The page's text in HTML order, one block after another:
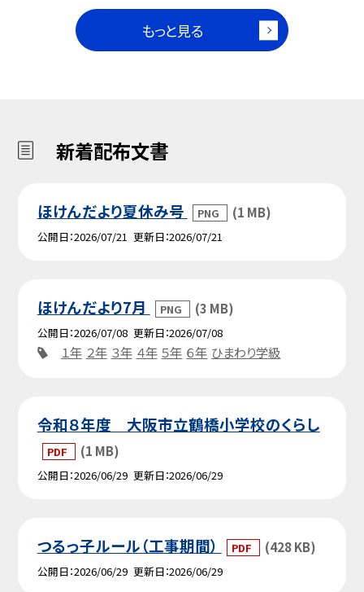
もっと見る
新着配布文書
ほけんだより夏休み号 PNG (1 MB)
公開日 2026/07/21 更新日 2026/07/21
ほけんだより7月 PNG (3 MB)
公開日 2026/07/08 更新日 2026/07/08
１年 ２年 ３年 ４年 ５年 ６年 ひまわり学級
令和８年度 大阪市立鶴橋小学校のくらし
PDF (1 MB)
公開日 2026/06/29 更新日 2026/06/29
つるっ子ルール（工事期間） PDF (428 KB)
公開日 2026/06/29 更新日 2026/06/29